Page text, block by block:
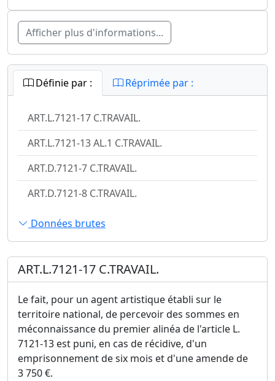
Afficher plus d'informations...
Définie par : Réprimée par :
ART.L.7121-17 C.TRAVAIL.
ART.L.7121-13 AL.1 C.TRAVAIL.
ART.D.7121-7 C.TRAVAIL.
ART.D.7121-8 C.TRAVAIL.
Données brutes
ART.L.7121-17 C.TRAVAIL.
Le fait, pour un agent artistique établi sur le
territoire national, de percevoir des sommes en
méconnaissance du premier alinéa de l'article L.
7121-13 est puni, en cas de récidive, d'un
emprisonnement de six mois et d'une amende de
3 750 €.